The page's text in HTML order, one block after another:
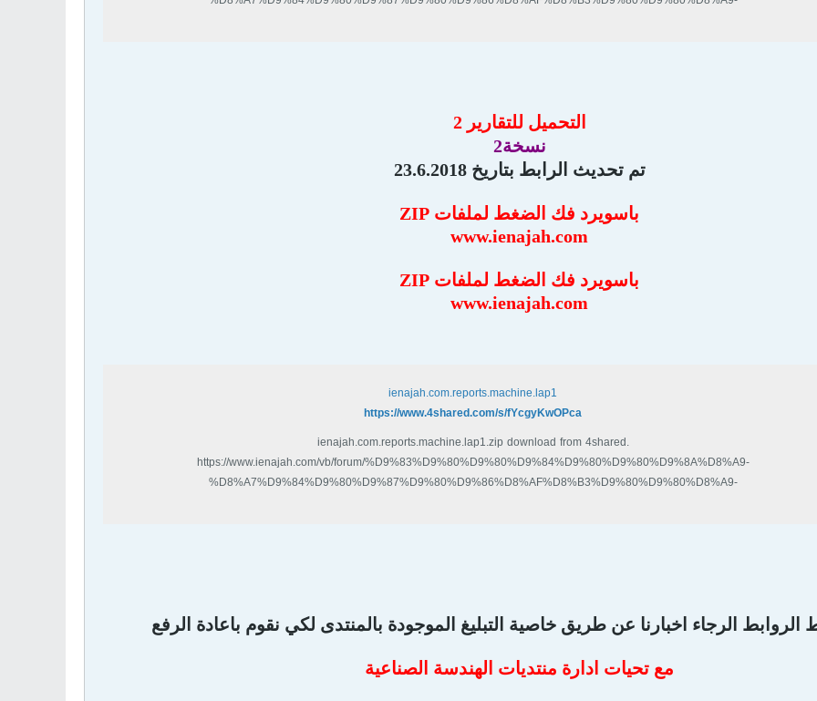
التحميل للتقارير 2
نسخة2
تم تحديث الرابط بتاريخ 23.6.2018
باسويرد فك الضغط لملفات ZIP
www.ienajah.com
باسويرد فك الضغط لملفات ZIP
www.ienajah.com
ienajah.com.reports.machine.lap1
https://www.4shared.com/s/fYcgyKwOPca
ienajah.com.reports.machine.lap1.zip download from 4shared.
https://www.ienajah.com/vb/forum/%D9%83%D9%80%D9%80%D9%84%D9%80%D9%80%D9%8A%D8%A9-
%D8%A7%D9%84%D9%80%D9%87%D9%80%D9%86%D8%AF%D8%B3%D9%80%D9%80%D8%A9-
الرجاء اخبارنا عن طريق خاصية التبليغ الموجودة بالمنتدى لكي نقوم باعادة الرفع
مع تحيات ادارة منتديات الهندسة الصناعية